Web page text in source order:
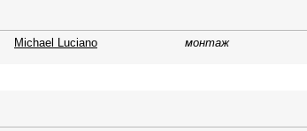
Michael Luciano монтаж